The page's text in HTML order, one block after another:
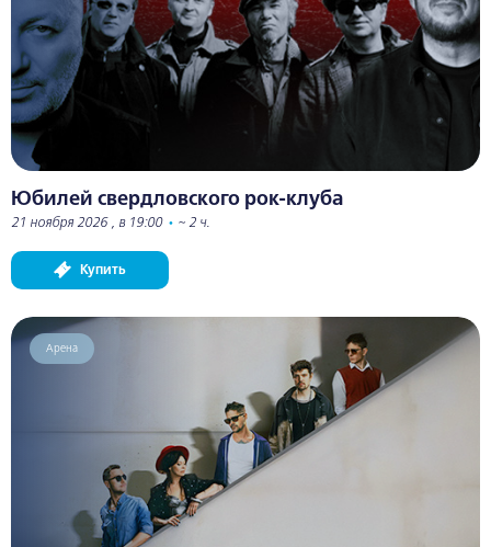
Юбилей свердловского рок-клуба
21 ноября 2026 , в 19:00 • ~ 2 ч.
Купить
Арена